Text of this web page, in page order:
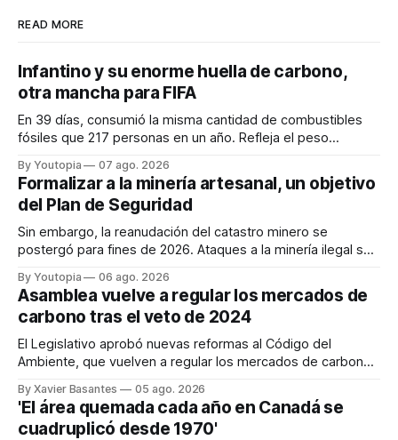
READ MORE
Infantino y su enorme huella de carbono,
otra mancha para FIFA
En 39 días, consumió la misma cantidad de combustibles
fósiles que 217 personas en un año. Refleja el peso
By Youtopia 07 ago. 2026
Formalizar a la minería artesanal, un objetivo
del Plan de Seguridad
Sin embargo, la reanudación del catastro minero se
postergó para fines de 2026. Ataques a la minería ilegal se
By Youtopia 06 ago. 2026
Asamblea vuelve a regular los mercados de
carbono tras el veto de 2024
El Legislativo aprobó nuevas reformas al Código del
Ambiente, que vuelven a regular los mercados de carbono,
By Xavier Basantes 05 ago. 2026
'El área quemada cada año en Canadá se
cuadruplicó desde 1970'